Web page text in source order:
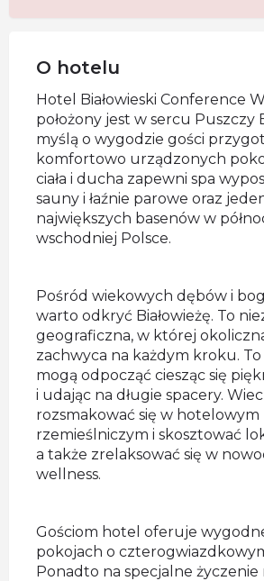
O hotelu
Hotel Białowieski Conference
położony jest w sercu Puszczy
myślą o wygodzie gości
komfortowo urządzonych
ciała i ducha zapewni spa
sauny i łaźnie parowe oraz
największych basenów w
wschodniej Polsce.
Pośród wiekowych dębów i
warto odkryć Białowieżę. To
geograficzna, w której
zachwyca na każdym kroku.
mogą odpocząć ciesząc się
i udając na długie spacery.
rozsmakować się w
rzemieślniczym i skosztować
a także zrelaksować się w
wellness.
Gościom hotel oferuje
pokojach o
Ponadto na specjalne życzenie